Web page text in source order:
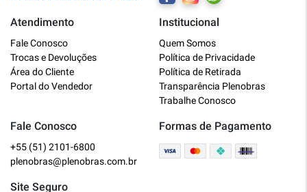
Atendimento
Fale Conosco
Trocas e Devoluções
Área do Cliente
Portal do Vendedor
Institucional
Quem Somos
Política de Privacidade
Política de Retirada
Transparência Plenobras
Trabalhe Conosco
Fale Conosco
+55 (51) 2101-6800
plenobras@plenobras.com.br
Formas de Pagamento
Site Seguro
Online
Bem vindo a Plenobras! Aqui você
encontra toda a linha de materiais
O que você deseja?
Dúvidas técnicas sobre produtos